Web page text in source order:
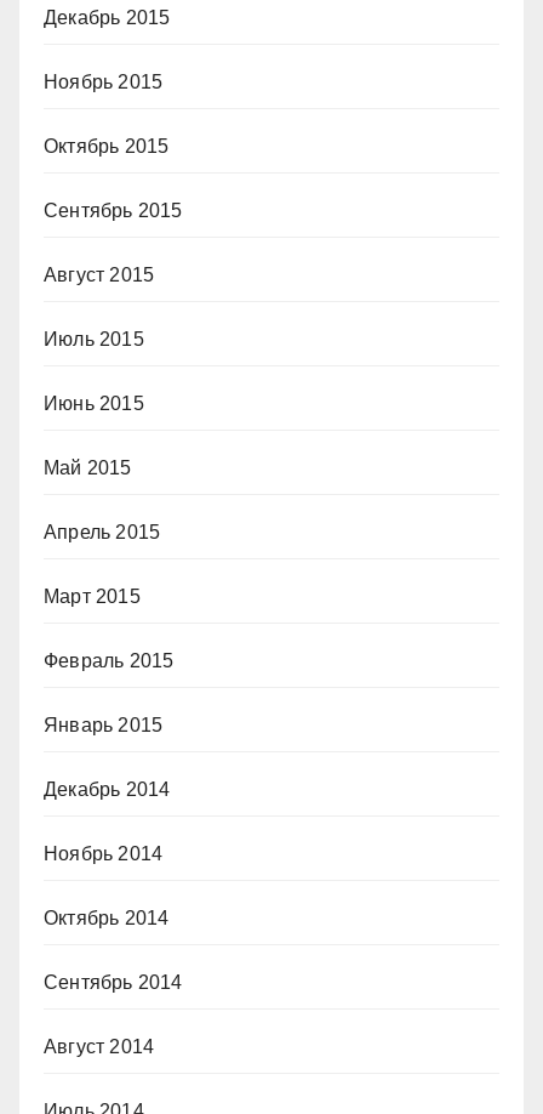
Декабрь 2015
Ноябрь 2015
Октябрь 2015
Сентябрь 2015
Август 2015
Июль 2015
Июнь 2015
Май 2015
Апрель 2015
Март 2015
Февраль 2015
Январь 2015
Декабрь 2014
Ноябрь 2014
Октябрь 2014
Сентябрь 2014
Август 2014